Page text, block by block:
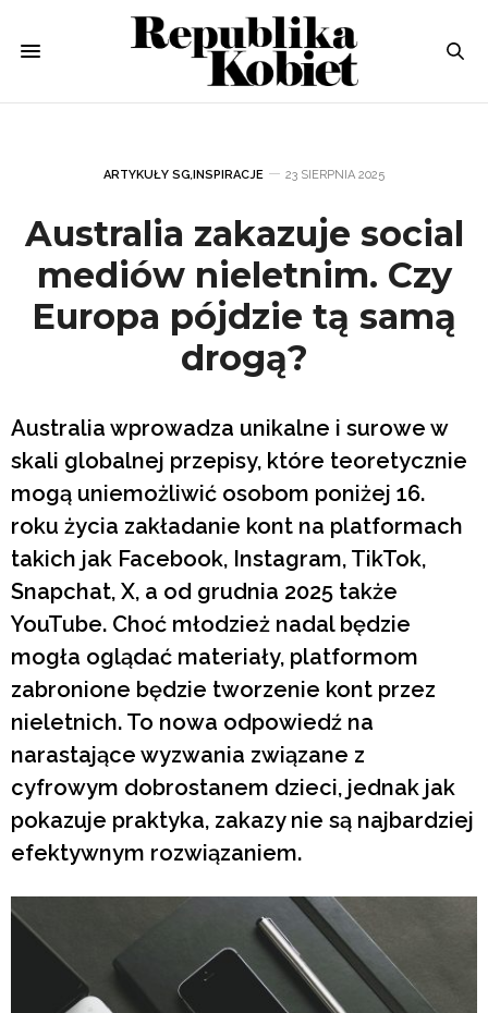
ARTYKUŁY SG,INSPIRACJE 23 SIERPNIA 2025
Australia zakazuje social
mediów nieletnim. Czy
Europa pójdzie tą samą
drogą?
Australia wprowadza unikalne i surowe w
skali globalnej przepisy, które teoretycznie
mogą uniemożliwić osobom poniżej 16.
roku życia zakładanie kont na platformach
takich jak Facebook, Instagram, TikTok,
Snapchat, X, a od grudnia 2025 także
YouTube. Choć młodzież nadal będzie
mogła oglądać materiały, platformom
zabronione będzie tworzenie kont przez
nieletnich. To nowa odpowiedź na
narastające wyzwania związane z
cyfrowym dobrostanem dzieci, jednak jak
pokazuje praktyka, zakazy nie są najbardziej
efektywnym rozwiązaniem.